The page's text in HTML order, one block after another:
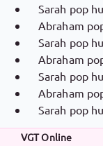
Sarah pop
Abraham
Sarah pop
Abraham
Sarah pop
Abraham
Sarah pop
VGT Online